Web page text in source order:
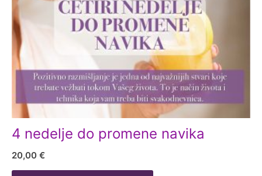
4 nedelje do promene navika
20,00 €